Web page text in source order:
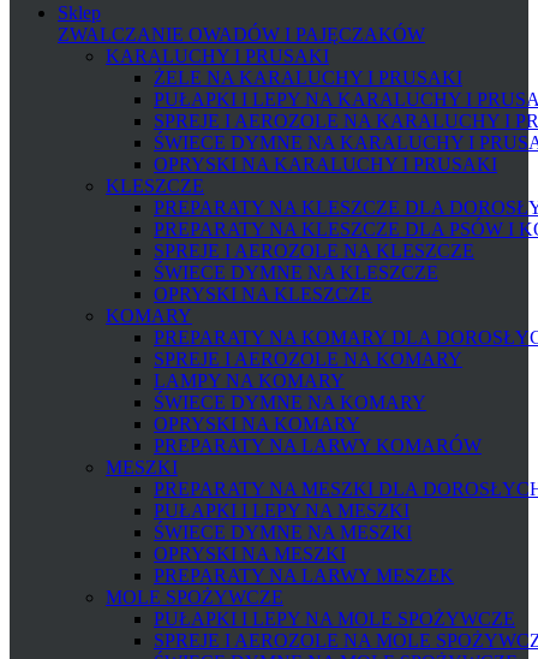
Sklep
ZWALCZANIE OWADÓW I PAJĘCZAKÓW
KARALUCHY I PRUSAKI
ŻELE NA KARALUCHY I PRUSAKI
PUŁAPKI I LEPY NA KARALUCHY I
SPREJE I AEROZOLE NA KARALUCHY I
ŚWIECE DYMNE NA KARALUCHY I
OPRYSKI NA KARALUCHY I PRUSAKI
KLESZCZE
PREPARATY NA KLESZCZE DLA
PREPARATY NA KLESZCZE DLA PSÓW I
SPREJE I AEROZOLE NA KLESZCZE
ŚWIECE DYMNE NA KLESZCZE
OPRYSKI NA KLESZCZE
KOMARY
PREPARATY NA KOMARY DLA
SPREJE I AEROZOLE NA KOMARY
LAMPY NA KOMARY
ŚWIECE DYMNE NA KOMARY
OPRYSKI NA KOMARY
PREPARATY NA LARWY KOMARÓW
MESZKI
PREPARATY NA MESZKI DLA
PUŁAPKI I LEPY NA MESZKI
ŚWIECE DYMNE NA MESZKI
OPRYSKI NA MESZKI
PREPARATY NA LARWY MESZEK
MOLE SPOŻYWCZE
PUŁAPKI I LEPY NA MOLE SPOŻYWCZE
SPREJE I AEROZOLE NA MOLE